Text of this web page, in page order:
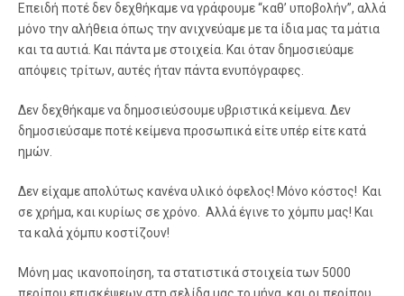
Επειδή ποτέ δεν δεχθήκαμε να γράφουμε “καθ’ υποβολήν”, αλλά
μόνο την αλήθεια όπως την ανιχνεύαμε με τα ίδια μας τα μάτια
και τα αυτιά. Και πάντα με στοιχεία. Και όταν δημοσιεύαμε
απόψεις τρίτων, αυτές ήταν πάντα ενυπόγραφες.
Δεν δεχθήκαμε να δημοσιεύσουμε υβριστικά κείμενα. Δεν
δημοσιεύσαμε ποτέ κείμενα προσωπικά είτε υπέρ είτε κατά
ημών.
Δεν είχαμε απολύτως κανένα υλικό όφελος! Μόνο κόστος! Και
σε χρήμα, και κυρίως σε χρόνο. Αλλά έγινε το χόμπυ μας! Και
τα καλά χόμπυ κοστίζουν!
Μόνη μας ικανοποίηση, τα στατιστικά στοιχεία των 5000